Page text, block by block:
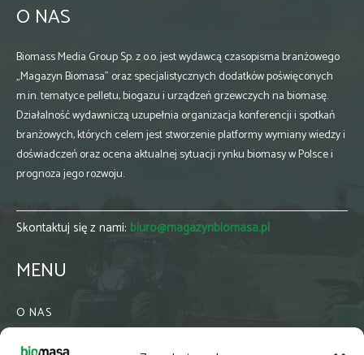
O NAS
Biomass Media Group Sp. z o.o. jest wydawcą czasopisma branżowego
„Magazyn Biomasa” oraz specjalistycznych dodatków poświęconych
m.in. tematyce pelletu, biogazu i urządzeń grzewczych na biomasę.
Działalność wydawniczą uzupełnia organizacja konferencji i spotkań
branżowych, których celem jest stworzenie platformy wymiany wiedzy i
doświadczeń oraz ocena aktualnej sytuacji rynku biomasy w Polsce i
prognoza jego rozwoju.
Skontaktuj się z nami: biuro@magazynbiomasa.pl
MENU
O NAS